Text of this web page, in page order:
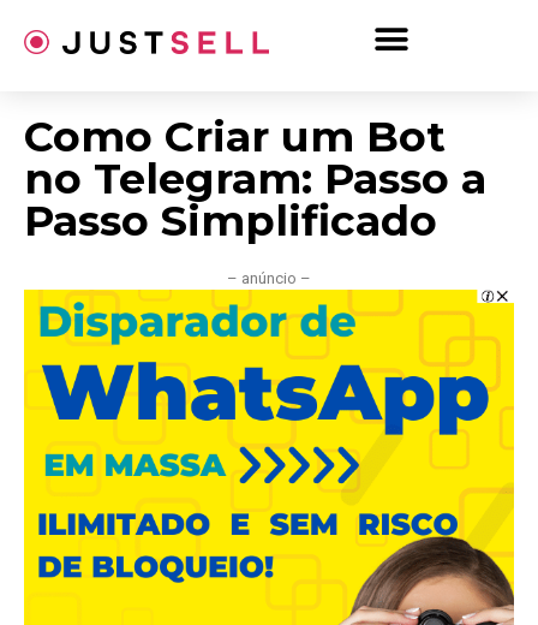
para
Como Criar um Bot
no Telegram: Passo a
Passo Simplificado
– anúncio –